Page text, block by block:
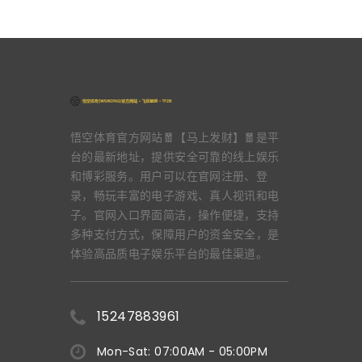
悟空体育官方网站🧧【马上发财】🧧是平
台的最新地址，提供安全可靠的线上娱乐
和博彩服务。用户可以在官网注册、登
录，畅玩丰富的电子游戏、真人视讯和电
子。官网入口界面简洁，操作便捷，支持
多种支付方式，保障用户的资金安全，是
体验高品质电子娱乐平台的最佳渠道。
15247883961
Mon-Sat: 07:00AM - 05:00PM